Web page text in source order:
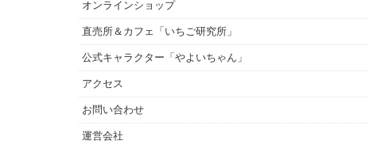
オンラインショップ
直売所＆カフェ「いちご研究所」
公式キャラクター「やよいちゃん」
アクセス
お問い合わせ
運営会社